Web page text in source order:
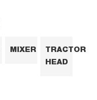
MIXER
TRACTOR
HEAD